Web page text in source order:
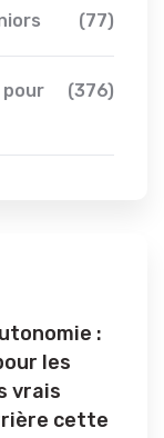
(77)
(376)
:
les
vrais
cette